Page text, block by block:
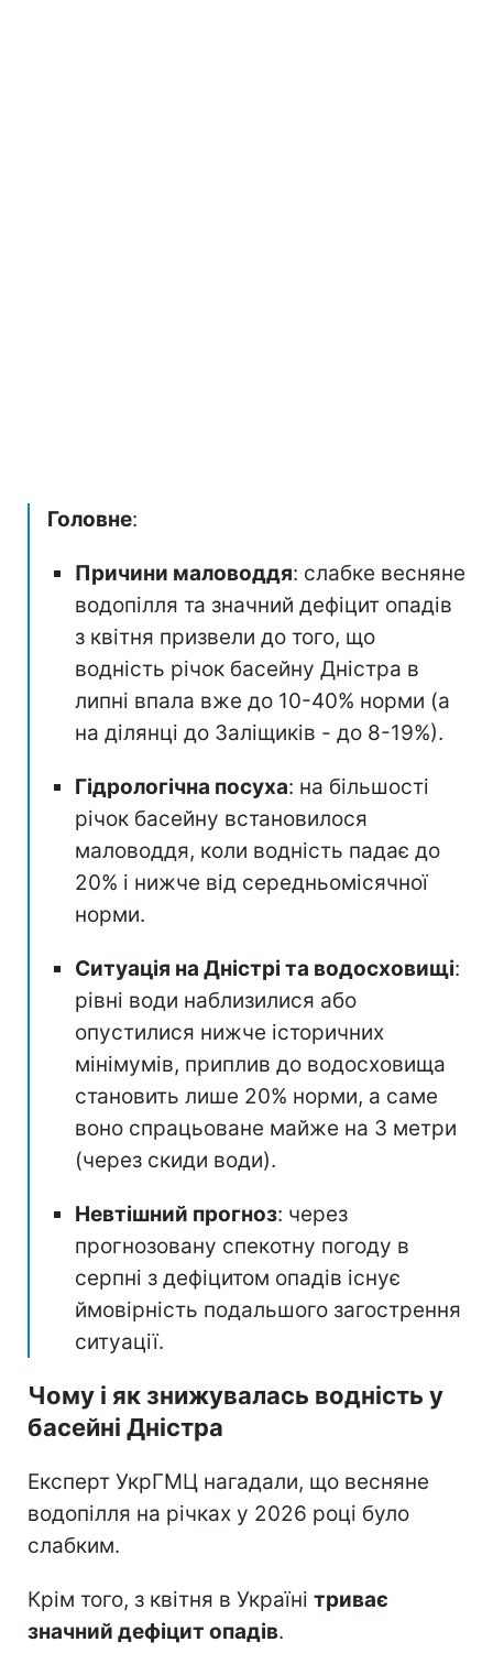
Головне:
Причини маловоддя: слабке весняне
водопілля та значний дефіцит опадів
з квітня призвели до того, що
водність річок басейну Дністра в
липні впала вже до 10-40% норми (а
на ділянці до Заліщиків - до 8-19%).
Гідрологічна посуха: на більшості
річок басейну встановилося
маловоддя, коли водність падає до
20% і нижче від середньомісячної
норми.
Ситуація на Дністрі та водосховищі:
рівні води наблизилися або
опустилися нижче історичних
мінімумів, приплив до водосховища
становить лише 20% норми, а саме
воно спрацьоване майже на 3 метри
(через скиди води).
Невтішний прогноз: через
прогнозовану спекотну погоду в
серпні з дефіцитом опадів існує
ймовірність подальшого загострення
ситуації.
Чому і як знижувалась водність у
басейні Дністра
Експерт УкрГМЦ нагадали, що весняне
водопілля на річках у 2026 році було
слабким.
Крім того, з квітня в Україні триває
значний дефіцит опадів.